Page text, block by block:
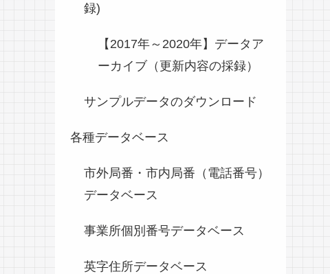
録)
【2017年～2020年】データア
ーカイブ（更新内容の採録）
サンプルデータのダウンロード
各種データベース
市外局番・市内局番（電話番号）
データベース
事業所個別番号データベース
英字住所データベース